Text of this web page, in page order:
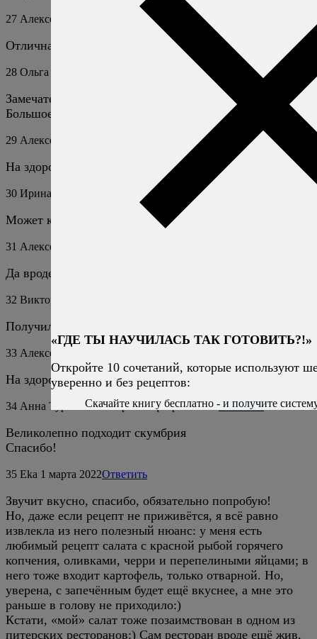
27 Алексей Онегин 25 января 2019 Ответить
Отличная импровизация!
28 Ольга
Замечательный рецепт!
Большое спасибо!
29 Алексей Онегин Ответить
На здоровье!
30 Ирина Ответить
Может каперсов чуток для фейерверка вкуса?
31 Алексей Онегин
Да вроде тут и так с пиротехникой полный порядок.
32 Виктория
Получилось вкусно, спасибо!
33 Алексей Онегин
На здоровье!
34 Анна Тураносова-Абрас 24 февраля 2021Ответить
Великолепно подходит скумбрия
Спасибо!
35 Eka 1 марта 2022Ответить
Звучит вкусно, спасибо, обязательно попробую!
Но, даже если рецепт не приживётся, я всё равно
извлекла из него полезный нюанс: у меня есть
любимый рецепт салата с красной рыбой горячего
копчения, оливками, черри и перепелиными яйцами; в
него тоже входит картофель, только отварной. Но,
уверена, с запечённым будет ещё вкуснее, а мне это
раньше в голову не приходило:)
Кстати, «мой» салат тоже позаимствован в одном из
питерских ресторанов:) Сам ресторан вроде ещё жив,
«ГДЕ ТЫ НАУЧИЛАСЬ ТАК ГОТОВИТЬ?!»
Откройте 10 сочетаний, которые используют
уверенно и без рецептов:
Скачайте книгу бесплатно - и получите